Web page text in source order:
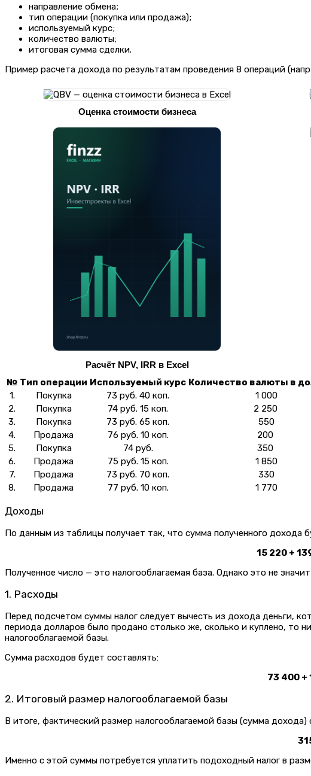
направление обмена;
тип операции (покупка или продажа);
используемый курс;
количество валюты;
итоговая сумма сделки.
Пример расчета дохода по результатам проведения 8 операций
Оценка стоимости бизнеса
Расчёт NPV, IRR в Excel
№ Тип операции Используемый курс Количество валюты в
1.
Покупка 73 руб. 40 коп. 1 000
2.
Покупка 74 руб. 15 коп. 2 250
3.
Покупка 73 руб. 65 коп. 550
4.
Продажа 76 руб. 10 коп. 200
5.
Покупка 74 руб. 350
6.
Продажа 75 руб. 15 коп. 1 850
7.
Продажа 73 руб. 70 коп. 330
8.
Продажа 77 руб. 10 коп. 1 770
Доходы
По данным из таблицы получает так, что сумма полученного дохода
15 220 +
Полученное число — это налогооблагаемая база. Однако это не
1. Расходы
Перед подсчетом суммы налог следует вычесть из дохода деньги,
периода долларов было продано столько же, сколько и куплено, то
налогооблагаемой базы.
Сумма расходов будет составлять:
73 400 +
2. Итоговый размер налогооблагаемой базы
В итоге, фактический размер налогооблагаемой базы (сумма дохода)
Именно с этой суммы потребуется уплатить подоходный налог в